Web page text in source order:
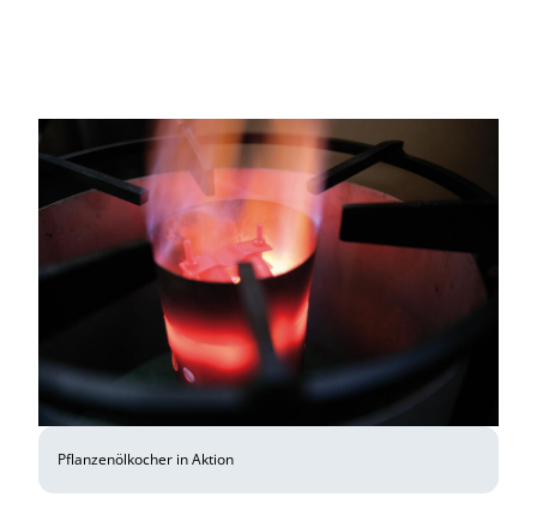
Pflanzenölkocher in Aktion